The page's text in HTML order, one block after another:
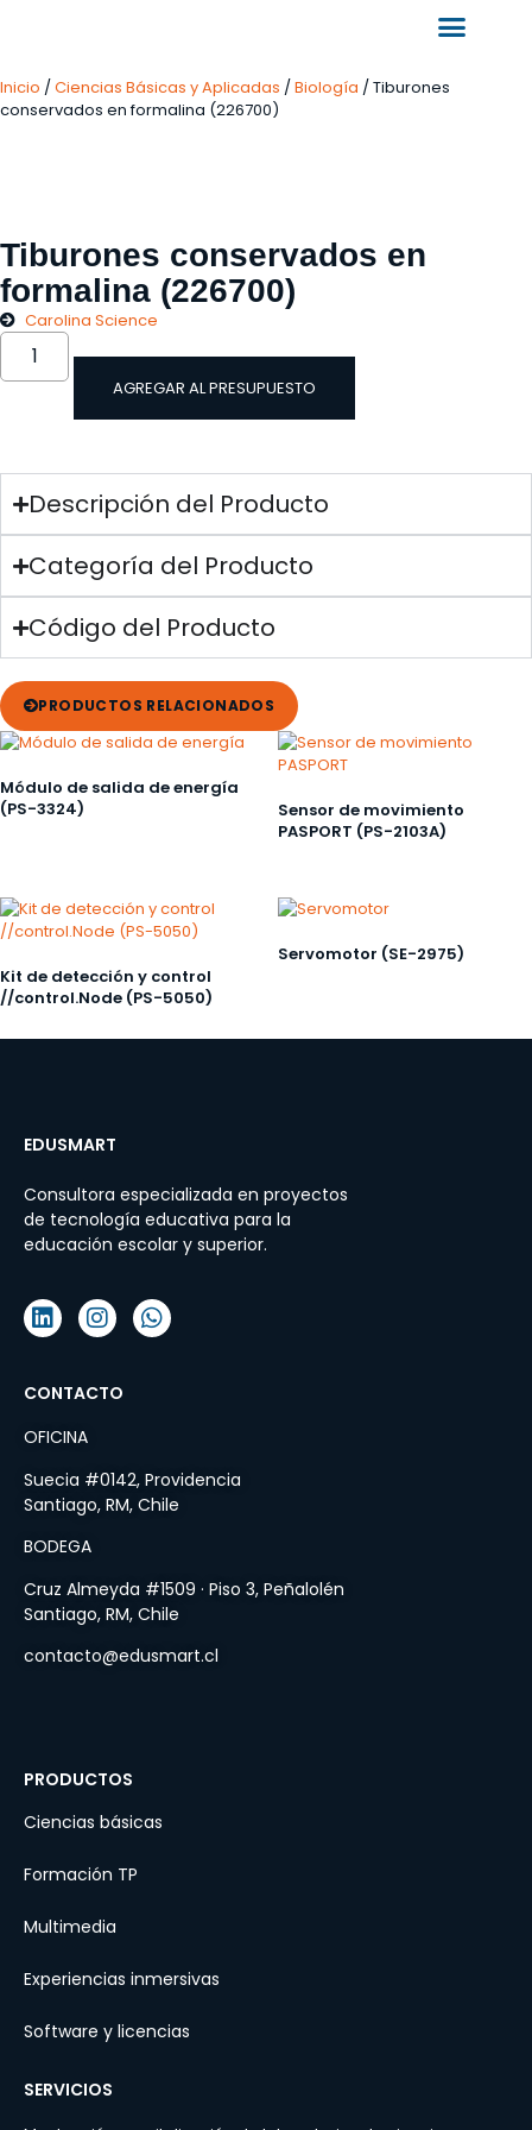
Inicio /Ciencias Básicas y Aplicadas /Biología / Tiburones
conservados en formalina (226700)
Tiburones conservados en
formalina (226700)
Carolina Science
AGREGAR AL PRESUPUESTO
Descripción del Producto
Categoría del Producto
Código del Producto
PRODUCTOS RELACIONADOS
Módulo de salida de energía
(PS-3324)
Sensor de movimiento
PASPORT (PS-2103A)
Kit de detección y control
//control.Node (PS-5050)
Servomotor (SE-2975)
EDUSMART
Consultora especializada en proyectos
de tecnología educativa para la
educación escolar y superior.
CONTACTO
OFICINA
Suecia #0142, Providencia
Santiago, RM, Chile
BODEGA
Cruz Almeyda #1509 · Piso 3, Peñalolén
Santiago, RM, Chile
contacto@edusmart.cl
PRODUCTOS
Ciencias básicas
Formación TP
Multimedia
Experiencias inmersivas
Software y licencias
SERVICIOS